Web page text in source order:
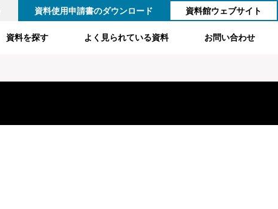
資料使用申請書のダウンロード 資料館ウェブサイト
資料を探す よく見られている資料 お問い合わせ